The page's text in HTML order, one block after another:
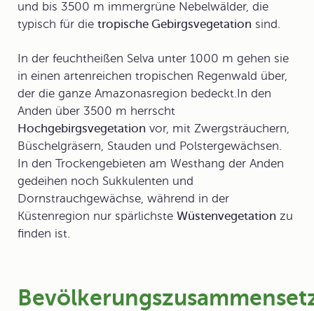
und bis 3500 m immergrüne Nebelwälder, die
typisch für die tropische Gebirgsvegetation sind.
In der feuchtheißen Selva unter 1000 m gehen sie
in einen artenreichen tropischen Regenwald über,
der die ganze Amazonasregion bedeckt.In den
Anden über 3500 m herrscht
Hochgebirgsvegetation vor, mit Zwergsträuchern,
Büschelgräsern, Stauden und Polstergewächsen.
In den Trockengebieten am Westhang der Anden
gedeihen noch Sukkulenten und
Dornstrauchgewächse, während in der
Küstenregion nur spärlichste Wüstenvegetation zu
finden ist.